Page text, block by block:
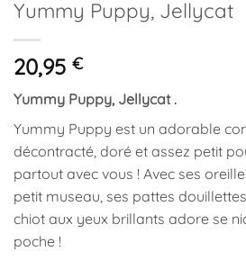
Yummy Puppy, Jellycat
20,95 €
Yummy Puppy, Jellycat .
Yummy Puppy est un adorable
décontracté, doré et assez petit
partout avec vous ! Avec ses
petit museau, ses pattes
chiot aux yeux brillants adore se
poche !